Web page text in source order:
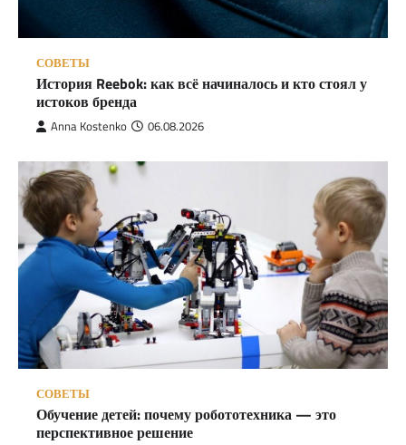
СОВЕТЫ
История Reebok: как всё начиналось и кто стоял у
истоков бренда
Anna Kostenko 06.08.2026
СОВЕТЫ
Обучение детей: почему робототехника — это
перспективное решение